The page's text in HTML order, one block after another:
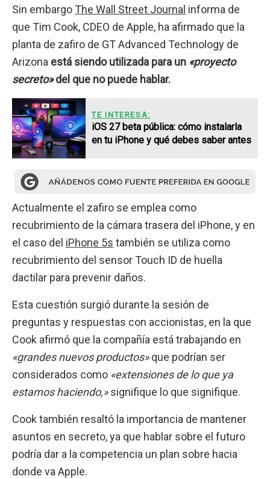
Sin embargo The Wall Street Journal informa de
que Tim Cook, CDEO de Apple, ha afirmado que la
planta de zafiro de GT Advanced Technology de
Arizona está siendo utilizada para un «proyecto
secreto»del que no puede hablar.
TE INTERESA:
iOS 27 beta pública: cómo instalarla
en tu iPhone y qué debes saber antes
Actualmente el zafiro se emplea como
recubrimiento de la cámara trasera del iPhone, y en
el caso del iPhone 5s también se utiliza como
recubrimiento del sensor Touch ID de huella
dactilar para prevenir daños.
Esta cuestión surgió durante la sesión de
preguntas y respuestas con accionistas, en la que
Cook afirmó que la compañía está trabajando en
«grandes nuevos productos»que podrían ser
considerados como «extensiones de lo que ya
estamos haciendo,»signifique lo que signifique.
Cook también resaltó la importancia de mantener
asuntos en secreto, ya que hablar sobre el futuro
podría dar a la competencia un plan sobre hacia
donde va Apple.